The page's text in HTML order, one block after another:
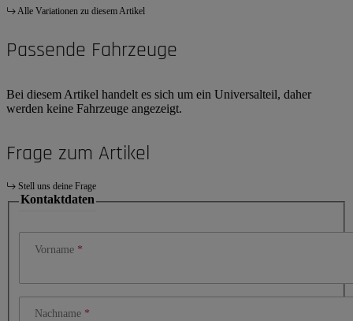
Alle Variationen zu diesem Artikel
Passende Fahrzeuge
Bei diesem Artikel handelt es sich um ein Universalteil, daher
werden keine Fahrzeuge angezeigt.
Frage zum Artikel
Stell uns deine Frage
Kontaktdaten
Vorname
Nachname